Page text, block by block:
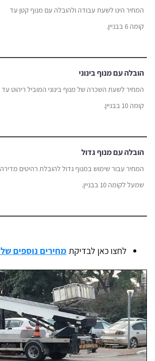
המחיר הינו לשעת עבודה ולהובלה עם מנוף קטן עד
קומה 6 בבניין.
הובלה עם מנוף בינוני
המחיר לשעת השכרה של מנוף בינוני המוביל ריהוט עד
קומה 10 בבניין.
הובלה עם מנוף גדול
המחיר עבור שימוש במנוף גדול להובלת רהיטים מדירה
שמעל לקומה 10 בבניין.
לחצו כאן לבדיקת מחירים נוספים